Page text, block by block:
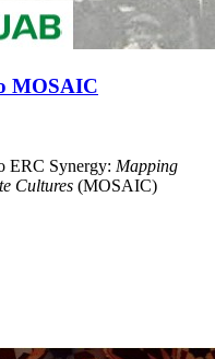
MOSAIC
ERC Synergy: Mapping
Cultures (MOSAIC)